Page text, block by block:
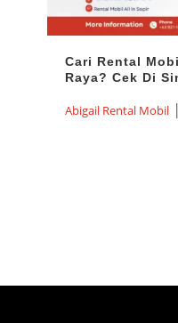
Cari Rental
Raya? Cek Di
Abigail Rental Mobil |